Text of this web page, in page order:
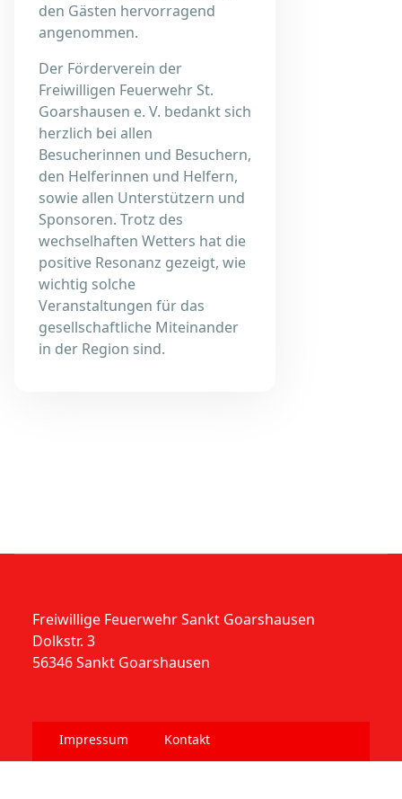
den Gästen hervorragend
angenommen.
Der Förderverein der
Freiwilligen Feuerwehr St.
Goarshausen e. V. bedankt sich
herzlich bei allen
Besucherinnen und Besuchern,
den Helferinnen und Helfern,
sowie allen Unterstützern und
Sponsoren. Trotz des
wechselhaften Wetters hat die
positive Resonanz gezeigt, wie
wichtig solche
Veranstaltungen für das
gesellschaftliche Miteinander
in der Region sind.
Freiwillige Feuerwehr Sankt Goarshausen
Dolkstr. 3
56346 Sankt Goarshausen
Impressum Kontakt